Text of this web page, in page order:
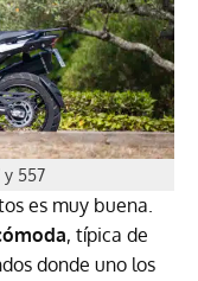
y 557
es muy buena.
, típica de
donde uno los